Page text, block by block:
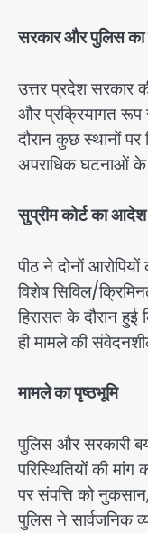
सरकार और पुलिस
उत्तर प्रदेश सरकार
और प्रक्रियागत रूप
दौरान कुछ स्थानों
अपराधिक घटनाओं के
सुप्रीम कोर्ट का
पीठ ने दोनों
विशेष सिविल/
हिरासत के दौरान
ही मामले की
मामले का पृष्ठभूमि
पुलिस और सरकारी
परिस्थितियों की
पर संपत्ति को
पुलिस ने सार्वजनिक